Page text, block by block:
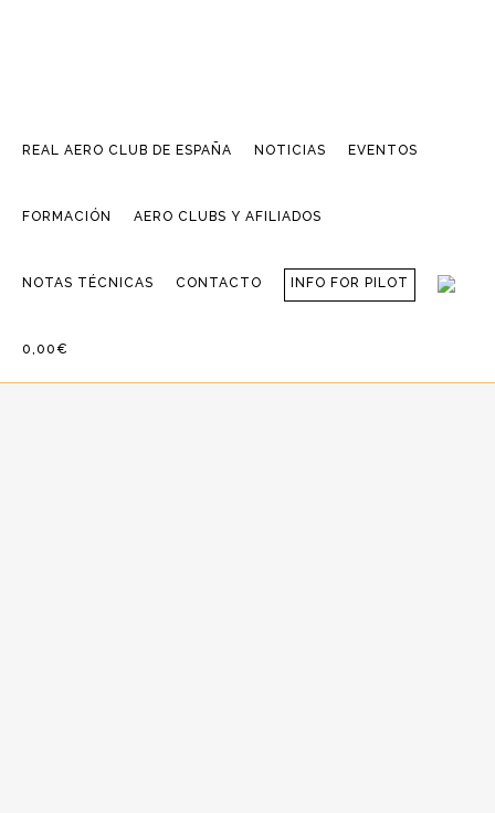
REAL AERO CLUB DE ESPAÑA NOTICIAS EVENTOS
FORMACIÓN AERO CLUBS Y AFILIADOS
NOTAS TÉCNICAS CONTACTO INFO FOR PILOT
0,00€